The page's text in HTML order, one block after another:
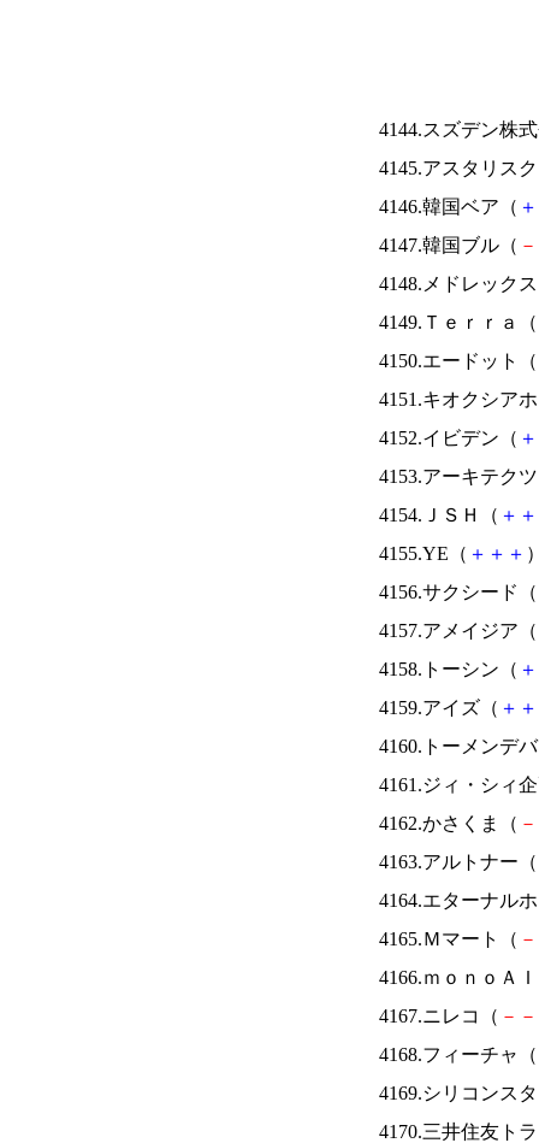
4144.スズデン株
4145.アスタリス
4146.韓国ベア（ ＋
4147.韓国ブル（ －
4148.メドレック
4149.Ｔｅｒｒａ（
4150.エードット（
4151.キオクシア
4152.イビデン（ ＋
4153.アーキテク
4154.ＪＳＨ（ ＋ ＋
4155.YE（ ＋ ＋ ＋
4156.サクシード（
4157.アメイジア（
4158.トーシン（ ＋
4159.アイズ（ ＋ ＋
4160.トーメンデ
4161.ジィ・シィ
4162.かさくま（ －
4163.アルトナー（
4164.エターナル
4165.Ｍマート（ －
4166.ｍｏｎｏＡ
4167.ニレコ（ － －
4168.フィーチャ（
4169.シリコンス
4170.三井住友ト